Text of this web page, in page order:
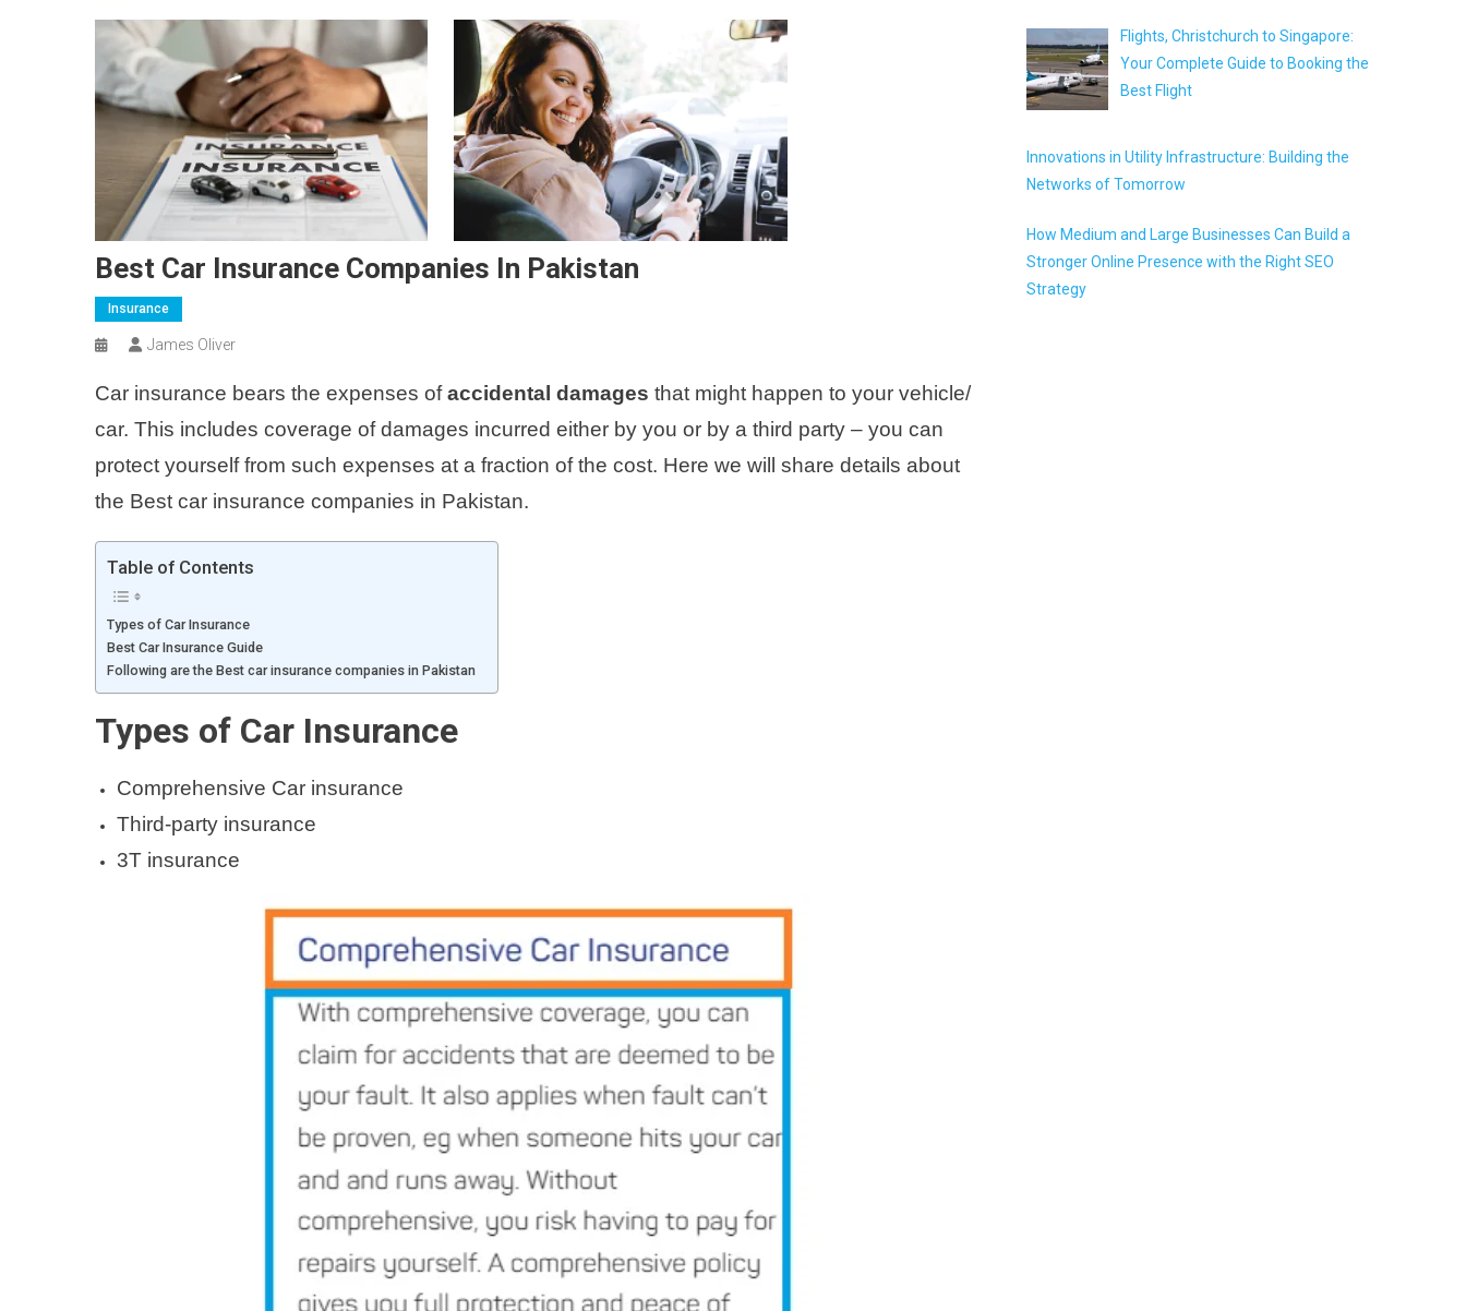
Best Car Insurance Companies In Pakistan
Insurance
James Oliver
Car insurance bears the expenses ofaccidental damages that might happen to your vehicle/
car. This includes coverage of damages incurred either by you or by a third party – you can
protect yourself from such expenses at a fraction of the cost. Here we will share details about
the Best car insurance companies in Pakistan.
Table of Contents
Types of Car Insurance
Best Car Insurance Guide
Following are the Best car insurance companies in Pakistan
Types of Car Insurance
Comprehensive Car insurance
Third-party insurance
3T insurance
Flights, Christchurch to Singapore:
Your Complete Guide to Booking the
Best Flight
Innovations in Utility Infrastructure: Building the
Networks of Tomorrow
How Medium and Large Businesses Can Build a
Stronger Online Presence with the Right SEO
Strategy